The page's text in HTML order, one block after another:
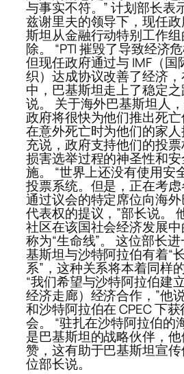
与事实不符。” 计划部长表
兹谢里夫的领导下，现任
斯坦从金融行动特别工作
除。 “PTI 摧毁了导致经济
但现任政府通过与 IMF（国
织）达成协议改善了经济，
中，巴基斯坦走上了稳定
说。 关于海外巴基斯坦人
政府将很快为他们推出死
在意外死亡时为他们的家
充说，政府支持他们的投
损害选举过程的神圣性和
施。 “世界上还没有使用安
投票系统。但是，正在考
通过议会的特定席位向海
代表权的提议，”部长说。
社区在该国社会经济发展
称为“生命线”。 这位部长
基斯坦与沙特阿拉伯有着“
系”，这种关系将本着同样
“我们希望与沙特阿拉伯建
经济走廊）经济合作，”他
和沙特阿拉伯在 CPEC 下
会。 “驻扎在沙特阿拉伯的
是巴基斯坦的战略伙伴，
赞，这有助于巴基斯坦宣
位部长说。